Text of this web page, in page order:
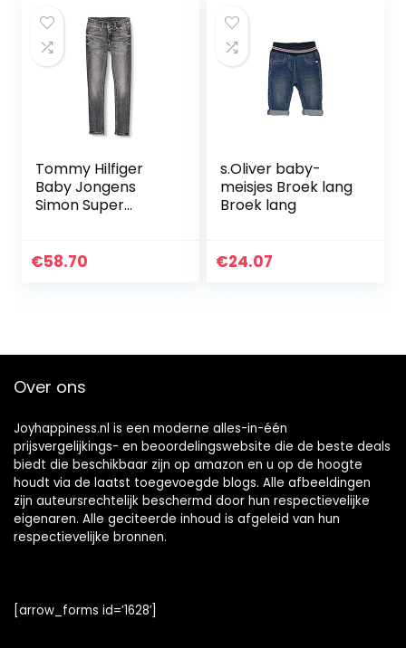
Tommy Hilfiger
Baby Jongens
Simon Super
€58.70
s.Oliver baby-
meisjes Broek lang
Broek lang
€24.07
Over ons
Joyhappiness.nl is een moderne alles-in-één
prijsvergelijkings- en beoordelingswebsite die de beste deals
biedt die beschikbaar zijn op amazon en u op de hoogte
houdt via de laatst toegevoegde blogs. Alle afbeeldingen
zijn auteursrechtelijk beschermd door hun respectievelijke
eigenaren. Alle geciteerde inhoud is afgeleid van hun
respectievelijke bronnen.
[arrow_forms id=’1628′]